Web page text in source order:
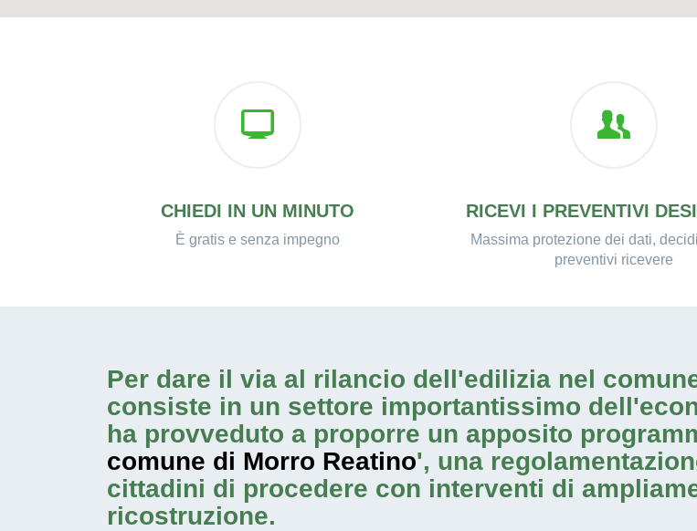
CHIEDI IN UN MINUTO
È gratis e senza impegno
RICEVI I PREVENTIVI
Massima protezione dei dati,
preventivi ricevere
Per dare il via al rilancio dell'edilizia nel
consiste in un settore importantissimo
ha provveduto a proporre un apposito
comune di Morro Reatino', una
cittadini di procedere con interventi di
ricostruzione.